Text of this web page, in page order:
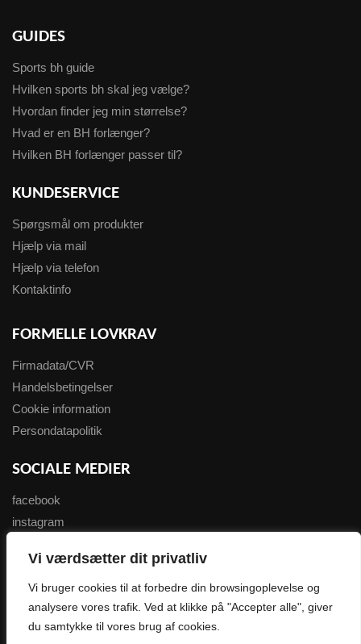
Vi værdsætter dit privatliv
Vi bruger cookies til at forbedre din browsingoplevelse og
analysere vores trafik. Ved at klikke på "Accepter alle", giver
du samtykke til vores brug af cookies.
GUIDES
Sports bh guide
Hvilken sports bh skal jeg vælge?
Hvordan finder jeg min størrelse?
Hvad er en BH forlænger?
Hvilken BH forlænger passer til?
KUNDESERVICE
Spørgsmål om produkter
Hjælp via mail
Hjælp via telefon
Kontaktinfo
FORMELLE LOVKRAV
Firmadata/CVR
Handelsbetingelser
Cookie information
Persondatapolitik
SOCIALE MEDIER
facebook
instagram
NYHEDSBREV